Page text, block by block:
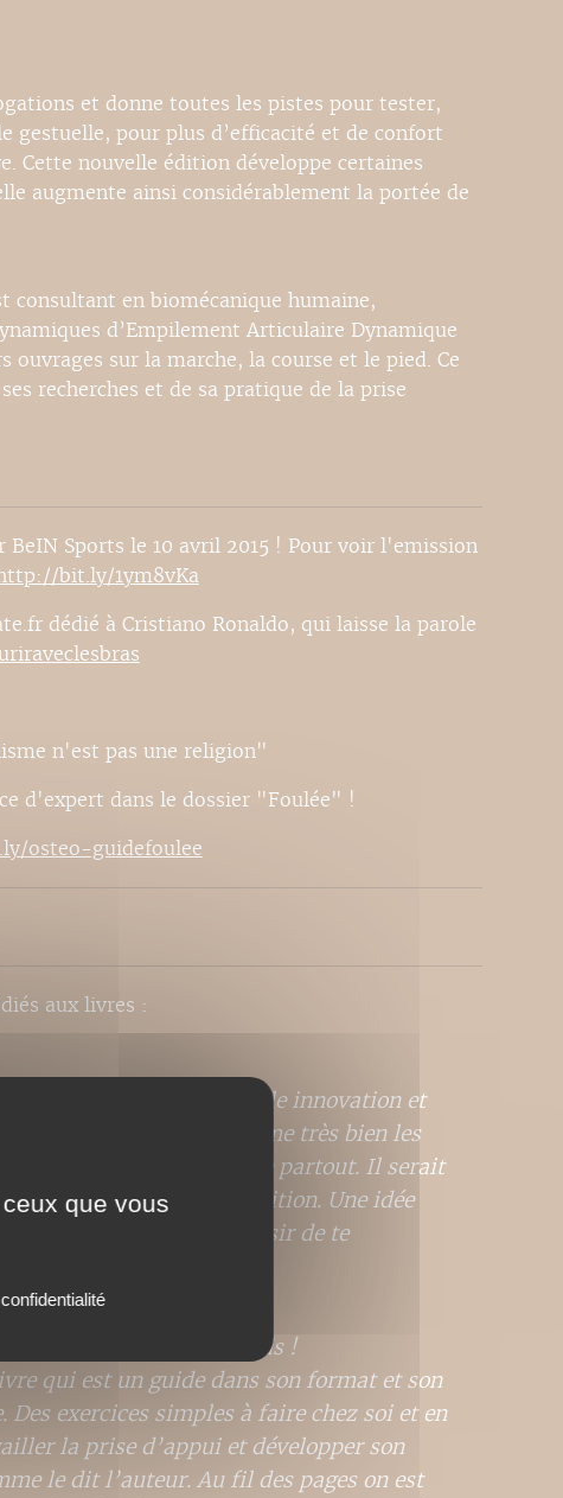
et donne toutes les pistes pour tester,
gestuelle, pour plus d’efficacité et de confort
Cette nouvelle édition développe certaines
augmente ainsi considérablement la portée de
consultant en biomécanique humaine,
d’Empilement Articulaire Dynamique
sur la marche, la course et le pied. Ce
recherches et de sa pratique de la prise
BeIN Sports le 10 avril 2015 ! Pour voir l'emission
bit.ly/1ym8vKa
dédié à Cristiano Ronaldo, qui laisse la parole
n'est pas une religion"
d'expert dans le dossier "Foulée" !
osteo-guidefoulee
aux livres :
disponibles. Une belle innovation et
Cet ouvrage resume très bien les
Pratique, il s'emporte partout. Il serait
le programme de transition. Une idée
continuation et au plaisir de te
mettre entre tous les pieds !
qui est un guide dans son format et son
exercices simples à faire chez soi et en
la prise d’appui et développer son
le dit l’auteur. Au fil des pages on est
que vous